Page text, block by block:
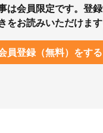
は会員限定です。登
をお読みいただけます
員登録（無料）をする